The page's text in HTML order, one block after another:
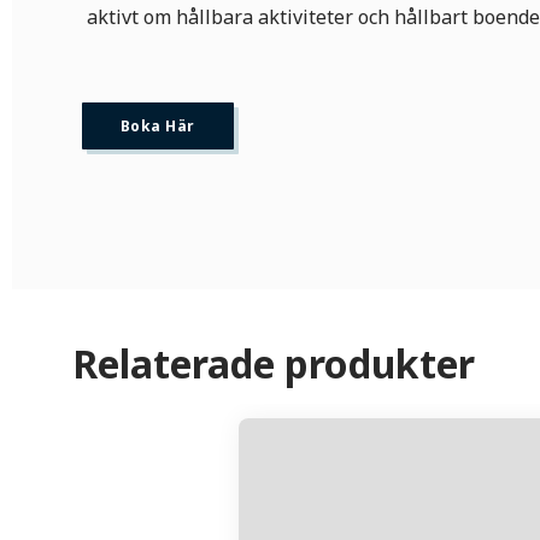
aktivt om hållbara aktiviteter och hållbart
Boka Här
Relaterade produkter